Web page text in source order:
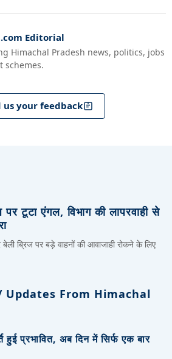
Editorial
Himachal Pradesh news, politics, jobs
schemes.
us your feedback
टूटा एंगल, विभाग की लापरवाही से
ब्रिज पर बड़े वाहनों की आवाजाही रोकने के लिए
Updates From Himachal
प्रभावित, अब दिन में सिर्फ एक बार